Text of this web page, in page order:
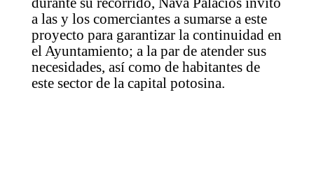
a las y los comerciantes a sumarse a este
proyecto para garantizar la continuidad en
el Ayuntamiento; a la par de atender sus
necesidades, así como de habitantes de
este sector de la capital potosina.